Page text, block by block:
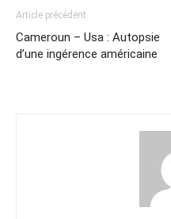
Article précédent
Cameroun – Usa : Autopsie
d’une ingérence américaine